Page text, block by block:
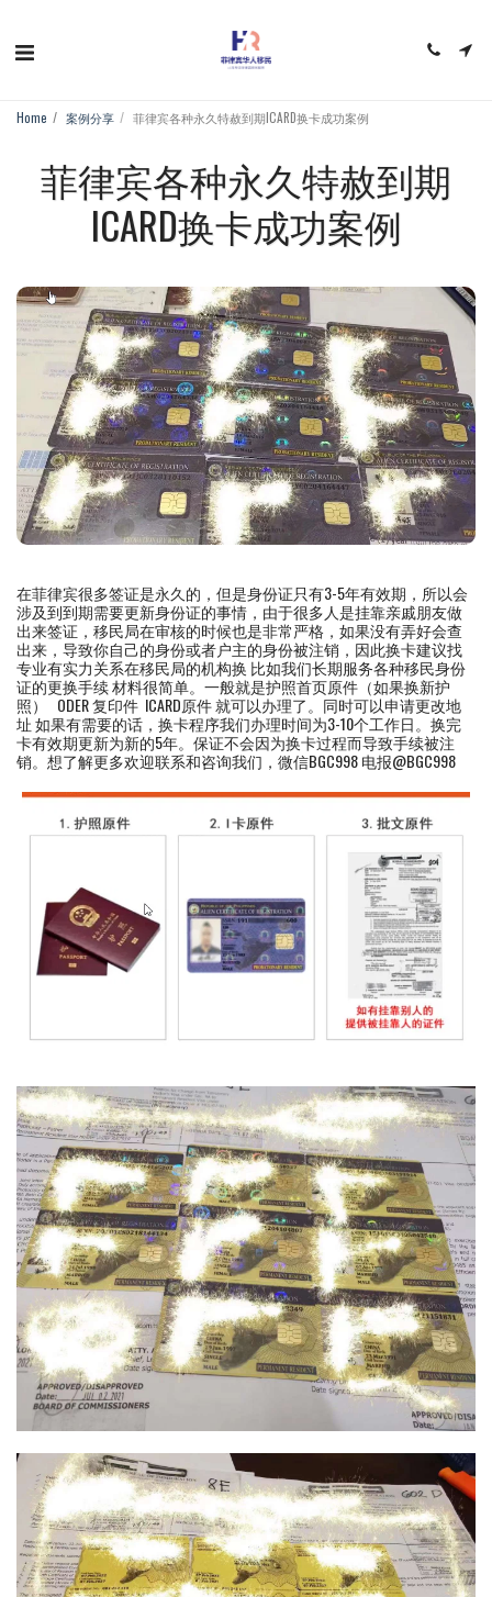
Home 案例分享 菲律宾各种永久特赦到期ICARD换卡成功案例
菲律宾各种永久特赦到期
ICARD换卡成功案例
在菲律宾很多签证是永久的，但是身份证只有3-5年有效期，所以会
涉及到到期需要更新身份证的事情，由于很多人是挂靠亲戚朋友做
出来签证，移民局在审核的时候也是非常严格，如果没有弄好会查
出来，导致你自己的身份或者户主的身份被注销，因此换卡建议找
专业有实力关系在移民局的机构换 比如我们长期服务各种移民身份
证的更换手续 材料很简单。一般就是护照首页原件（如果换新护
照） ODER 复印件 ICARD原件 就可以办理了。同时可以申请更改地
址 如果有需要的话，换卡程序我们办理时间为3-10个工作日。换完
卡有效期更新为新的5年。保证不会因为换卡过程而导致手续被注
销。想了解更多欢迎联系和咨询我们，微信BGC998 电报@BGC998